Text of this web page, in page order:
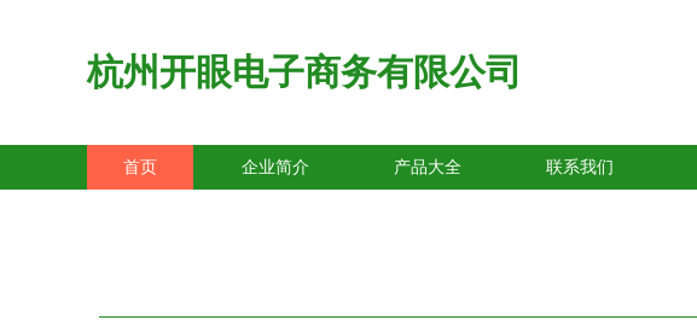
杭州开眼电子商务有限公司
首页 企业简介 产品大全 联系我们